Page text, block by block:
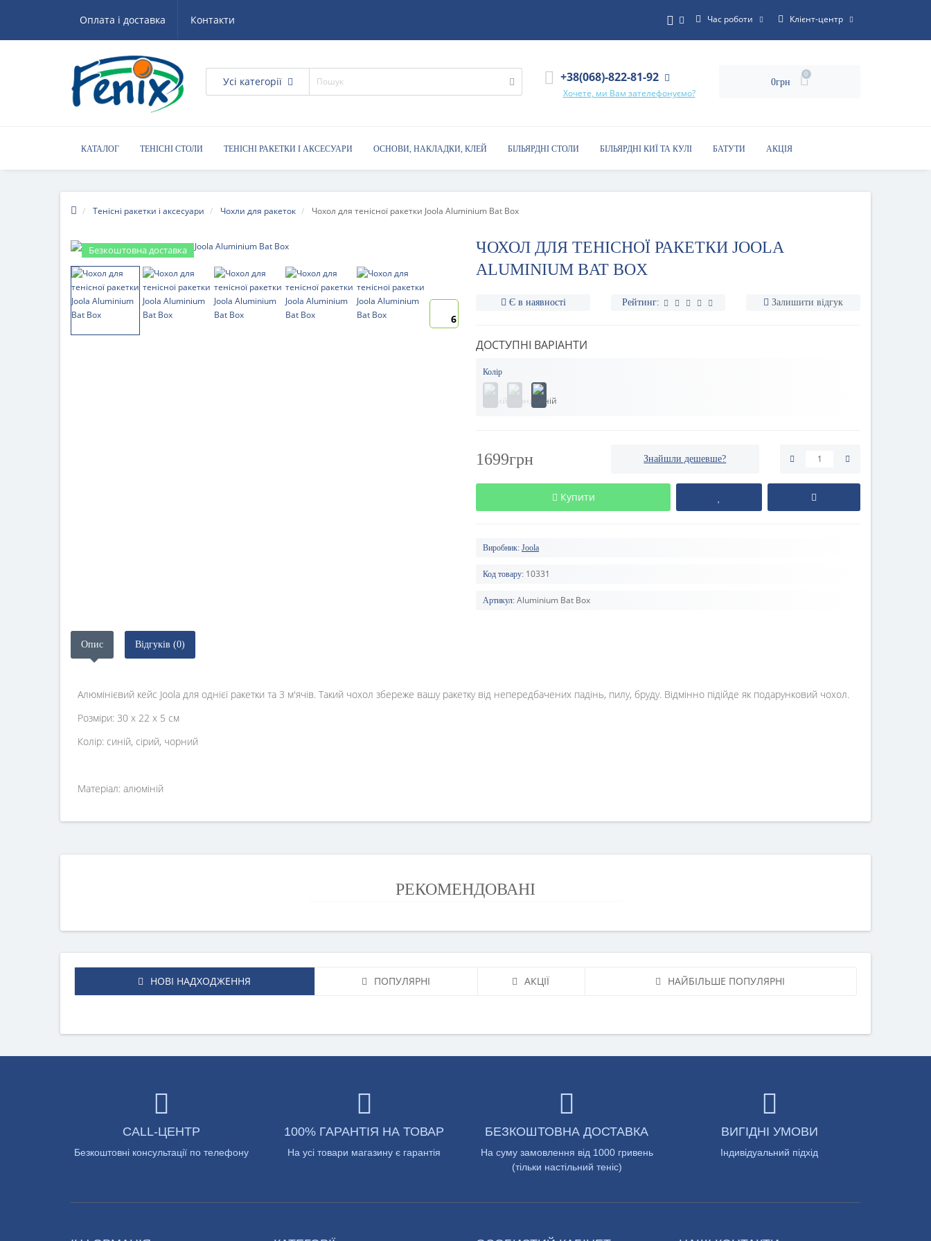
Оплата і доставка Контакти Час роботи Клієнт-центр
Усі категорії +38(068)-822-81-92
Хочете, ми Вам зателефонуємо?
0грн
0
КАТАЛОГ ТЕНІСНІ СТОЛИ ТЕНІСНІ РАКЕТКИ І АКСЕСУАРИ ОСНОВИ, НАКЛАДКИ, КЛЕЙ БІЛЬЯРДНІ СТОЛИ БІЛЬЯРДНІ КИЇ ТА КУЛІ БАТУТИ АКЦІЯ
КОРИСНІ ПОРАДИ
Тенісні ракетки і аксесуари Чохли для ракеток Чохол для тенісної ракетки Joola Aluminium Bat Box
Безкоштовна доставка
6
ЧОХОЛ ДЛЯ ТЕНІСНОЇ РАКЕТКИ JOOLA
ALUMINIUM BAT BOX
Є в наявності Рейтинг: Залишити відгук
ДОСТУПНІ ВАРІАНТИ
Колір
1699грн Знайшли дешевше?
Купити
Виробник: Joola
Код товару: 10331
Артикул: Aluminium Bat Box
Опис Відгуків (0)
Алюмінієвий кейс Joola для однієї ракетки та 3 м'ячів. Такий чохол збереже вашу ракетку від непередбачених падінь, пилу, бруду. Відмінно підійде як подарунковий чохол.
Розміри: 30 x 22 x 5 см
Колір: синій, сірий, чорний
Матеріал: алюміній
РЕКОМЕНДОВАНІ
НОВІ НАДХОДЖЕННЯ ПОПУЛЯРНІ АКЦІЇ НАЙБІЛЬШЕ ПОПУЛЯРНІ
CALL-ЦЕНТР
Безкоштовні консультації по телефону
100% ГАРАНТІЯ НА ТОВАР
На усі товари магазину є гарантія
БЕЗКОШТОВНА ДОСТАВКА
На суму замовлення від 1000 гривень
(тільки настільний теніс)
ВИГІДНІ УМОВИ
Індивідуальний підхід